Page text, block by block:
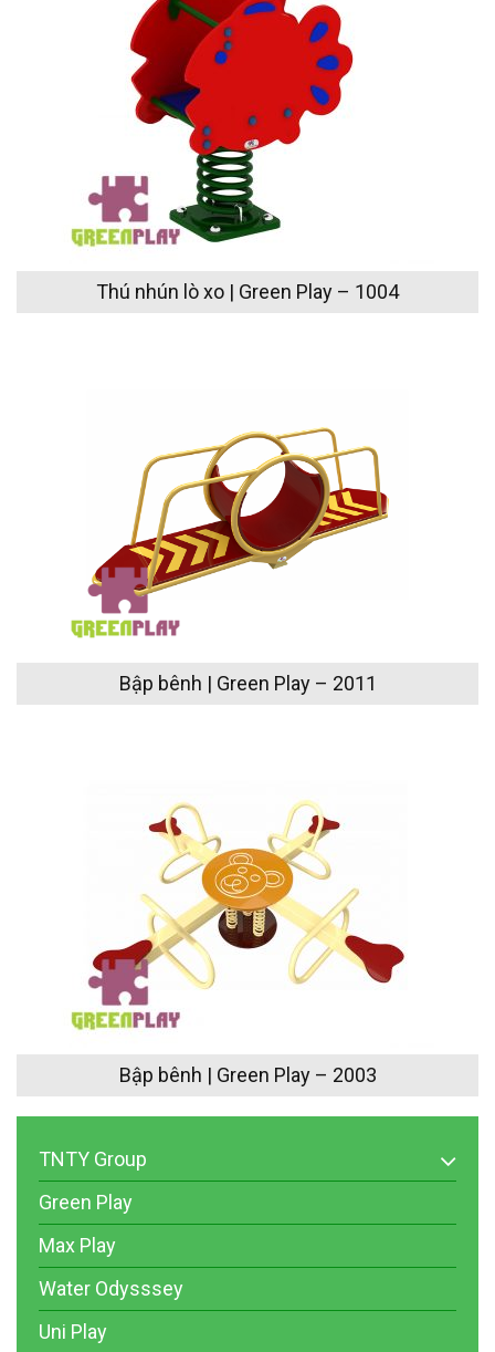
Thú nhún lò xo | Green Play – 1004
Bập bênh | Green Play – 2011
Bập bênh | Green Play – 2003
TNTY Group
Green Play
Max Play
Water Odysssey
Uni Play